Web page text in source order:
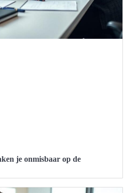
je onmisbaar op de